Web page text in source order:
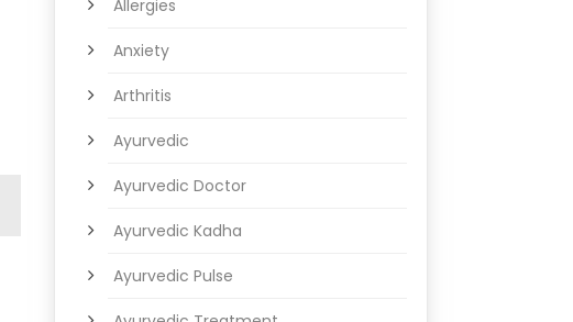
Allergies
Anxiety
Arthritis
Ayurvedic
Ayurvedic Doctor
Ayurvedic Kadha
Ayurvedic Pulse